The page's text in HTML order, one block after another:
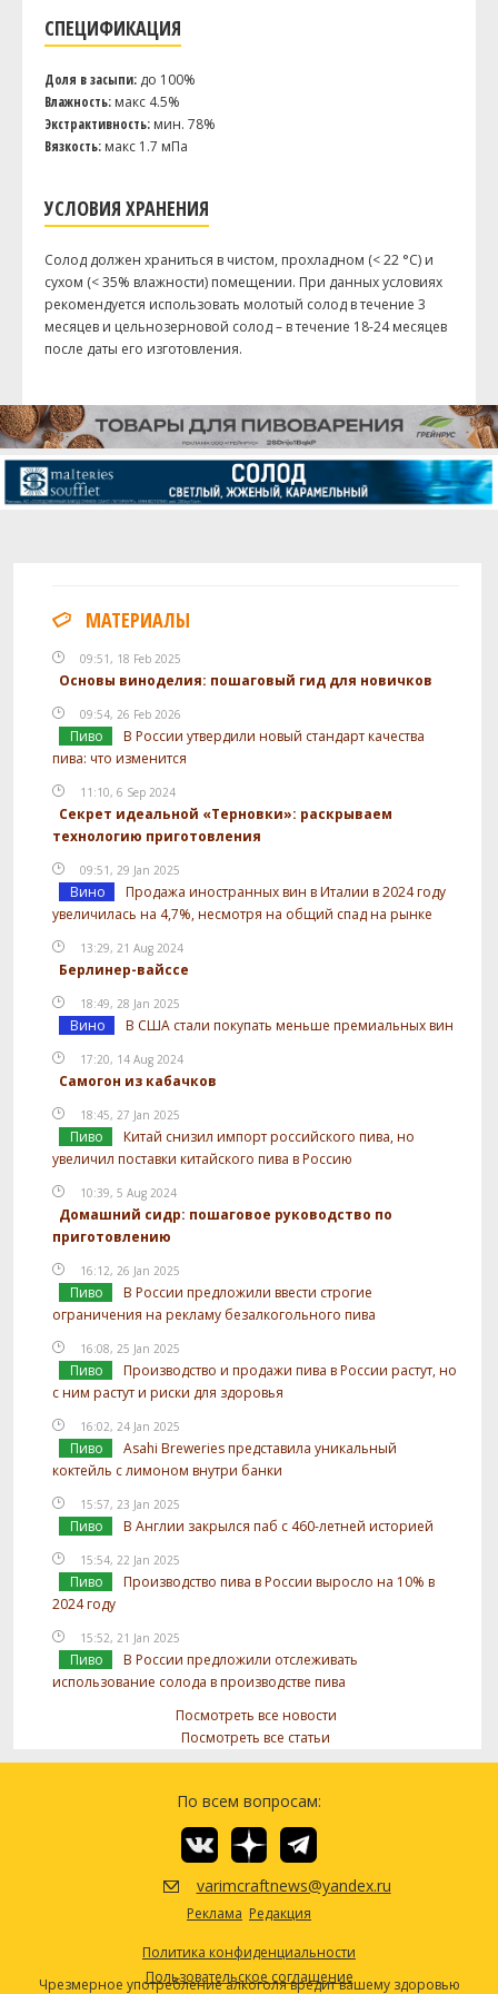
Carafa Special Type III
Амарилло (Amarillo)
СПЕЦИФИКАЦИЯ
Доля в засыпи: до 100%
Влажность: макс 4.5%
Экстрактивность: мин. 78%
Вязкость: макс 1.7 мПа
УСЛОВИЯ ХРАНЕНИЯ
Солод должен храниться в чистом, прохладном (< 22 °C) и
сухом (< 35% влажности) помещении. При данных условиях
рекомендуется использовать молотый солод в течение 3
месяцев и цельнозерновой солод – в течение 18-24 месяцев
после даты его изготовления.
МАТЕРИАЛЫ
09:51, 18 Feb 2025
Основы виноделия: пошаговый гид для новичков
09:54, 26 Feb 2026
Пиво
В России утвердили новый стандарт качества
пива: что изменится
11:10, 6 Sep 2024
Секрет идеальной «Терновки»: раскрываем
технологию приготовления
09:51, 29 Jan 2025
Вино
Продажа иностранных вин в Италии в 2024 году
увеличилась на 4,7%, несмотря на общий спад на рынке
13:29, 21 Aug 2024
Берлинер-вайссе
18:49, 28 Jan 2025
Вино В США стали покупать меньше премиальных вин
17:20, 14 Aug 2024
Самогон из кабачков
18:45, 27 Jan 2025
Пиво
Китай снизил импорт российского пива, но
увеличил поставки китайского пива в Россию
10:39, 5 Aug 2024
Домашний сидр: пошаговое руководство по
приготовлению
16:12, 26 Jan 2025
Пиво
В России предложили ввести строгие
ограничения на рекламу безалкогольного пива
16:08, 25 Jan 2025
Пиво
Производство и продажи пива в России растут, но
с ним растут и риски для здоровья
16:02, 24 Jan 2025
Пиво
Asahi Breweries представила уникальный
коктейль с лимоном внутри банки
15:57, 23 Jan 2025
Пиво В Англии закрылся паб с 460-летней историей
15:54, 22 Jan 2025
Пиво
Производство пива в России выросло на 10% в
2024 году
15:52, 21 Jan 2025
Пиво
В России предложили отслеживать
использование солода в производстве пива
Посмотреть все новости
Посмотреть все статьи
По всем вопросам:
varimcraftnews@yandex.ru
Реклама Редакция
Политика конфиденциальности
Пользовательское соглашение
Чрезмерное употребление алкоголя вредит вашему здоровью